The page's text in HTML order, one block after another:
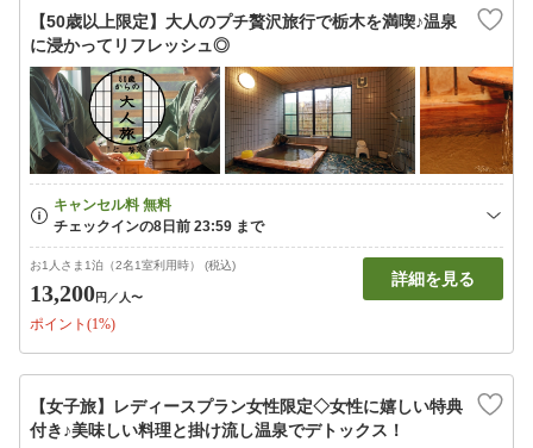
【50歳以上限定】大人のプチ贅沢旅行で栃木を満喫♪温泉
に浸かってリフレッシュ◎
お1人さま1泊（2名1室利用時） (税込)
13,200円 ／人〜
ポイント(1%)
詳細を見る
【女子旅】レディースプラン女性限定◇女性に嬉しい特典
付き♪美味しい料理と掛け流し温泉でデトックス！